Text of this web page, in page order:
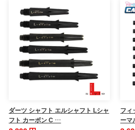
ダーツ シャフト エルシャフト Lシャ
フト カーボン C …
フィ
ーマ